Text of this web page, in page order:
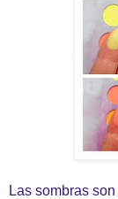
Las sombras